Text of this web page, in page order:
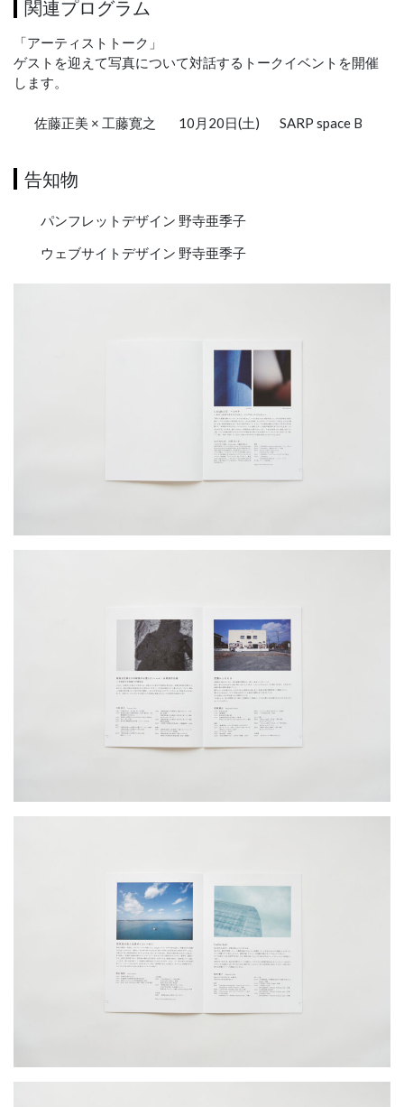
関連プログラム
「アーティストトーク」
ゲストを迎えて写真について対話するトークイベントを開催
します。
佐藤正美 × 工藤寛之 10月20日(土) SARP space B
告知物
パンフレットデザイン 野寺亜季子
ウェブサイトデザイン 野寺亜季子